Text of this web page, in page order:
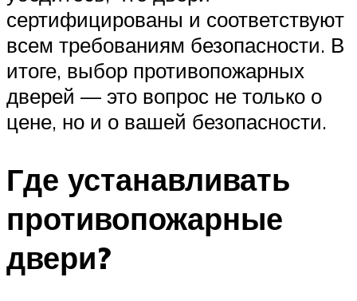
сертифицированы и соответствуют
всем требованиям безопасности. В
итоге, выбор противопожарных
дверей — это вопрос не только о
цене, но и о вашей безопасности.
Где устанавливать
противопожарные
двери?